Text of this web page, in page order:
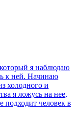
я наблюдаю
к ней. Начинаю
холодного и
я ложусь на нее,
подходит человек в